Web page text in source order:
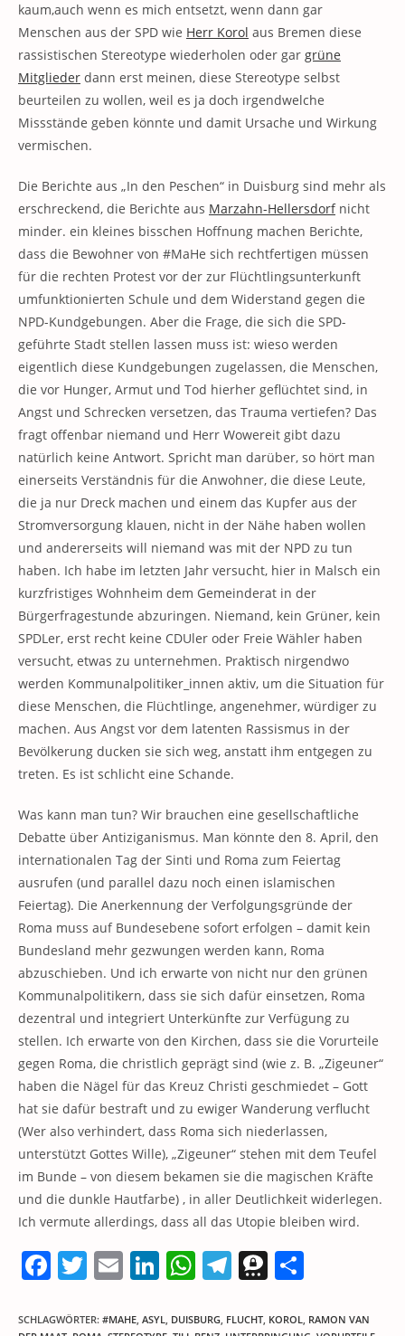
kaum,auch wenn es mich entsetzt, wenn dann gar
Menschen aus der SPD wie Herr Korol aus Bremen diese
rassistischen Stereotype wiederholen oder gar grüne
Mitglieder dann erst meinen, diese Stereotype selbst
beurteilen zu wollen, weil es ja doch irgendwelche
Missstände geben könnte und damit Ursache und Wirkung
vermischen.
Die Berichte aus „In den Peschen“ in Duisburg sind mehr als
erschreckend, die Berichte aus Marzahn-Hellersdorfnicht
minder. ein kleines bisschen Hoffnung machen Berichte,
dass die Bewohner von #MaHe sich rechtfertigen müssen
für die rechten Protest vor der zur Flüchtlingsunterkunft
umfunktionierten Schule und dem Widerstand gegen die
NPD-Kundgebungen. Aber die Frage, die sich die SPD-
geführte Stadt stellen lassen muss ist: wieso werden
eigentlich diese Kundgebungen zugelassen, die Menschen,
die vor Hunger, Armut und Tod hierher geflüchtet sind, in
Angst und Schrecken versetzen, das Trauma vertiefen? Das
fragt offenbar niemand und Herr Wowereit gibt dazu
natürlich keine Antwort. Spricht man darüber, so hört man
einerseits Verständnis für die Anwohner, die diese Leute,
die ja nur Dreck machen und einem das Kupfer aus der
Stromversorgung klauen, nicht in der Nähe haben wollen
und andererseits will niemand was mit der NPD zu tun
haben. Ich habe im letzten Jahr versucht, hier in Malsch ein
kurzfristiges Wohnheim dem Gemeinderat in der
Bürgerfragestunde abzuringen. Niemand, kein Grüner, kein
SPDLer, erst recht keine CDUler oder Freie Wähler haben
versucht, etwas zu unternehmen. Praktisch nirgendwo
werden Kommunalpolitiker_innen aktiv, um die Situation für
diese Menschen, die Flüchtlinge, angenehmer, würdiger zu
machen. Aus Angst vor dem latenten Rassismus in der
Bevölkerung ducken sie sich weg, anstatt ihm entgegen zu
treten. Es ist schlicht eine Schande.
Was kann man tun? Wir brauchen eine gesellschaftliche
Debatte über Antiziganismus. Man könnte den 8. April, den
internationalen Tag der Sinti und Roma zum Feiertag
ausrufen (und parallel dazu noch einen islamischen
Feiertag). Die Anerkennung der Verfolgungsgründe der
Roma muss auf Bundesebene sofort erfolgen – damit kein
Bundesland mehr gezwungen werden kann, Roma
abzuschieben. Und ich erwarte von nicht nur den grünen
Kommunalpolitikern, dass sie sich dafür einsetzen, Roma
dezentral und integriert Unterkünfte zur Verfügung zu
stellen. Ich erwarte von den Kirchen, dass sie die Vorurteile
gegen Roma, die christlich geprägt sind (wie z. B. „Zigeuner“
haben die Nägel für das Kreuz Christi geschmiedet – Gott
hat sie dafür bestraft und zu ewiger Wanderung verflucht
(Wer also verhindert, dass Roma sich niederlassen,
unterstützt Gottes Wille), „Zigeuner“ stehen mit dem Teufel
im Bunde – von diesem bekamen sie die magischen Kräfte
und die dunkle Hautfarbe) , in aller Deutlichkeit widerlegen.
Ich vermute allerdings, dass all das Utopie bleiben wird.
F
c
T
itt
E
ai
Li
k
W
at
T
e
T
re le
SCHLAGWÖRTER: #MAHE, ASYL, DUISBURG, FLUCHT, KOROL, RAMON VAN